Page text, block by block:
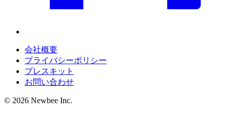
会社概要
プライバシーポリシー
プレスキット
お問い合わせ
© 2026 Newbee Inc.